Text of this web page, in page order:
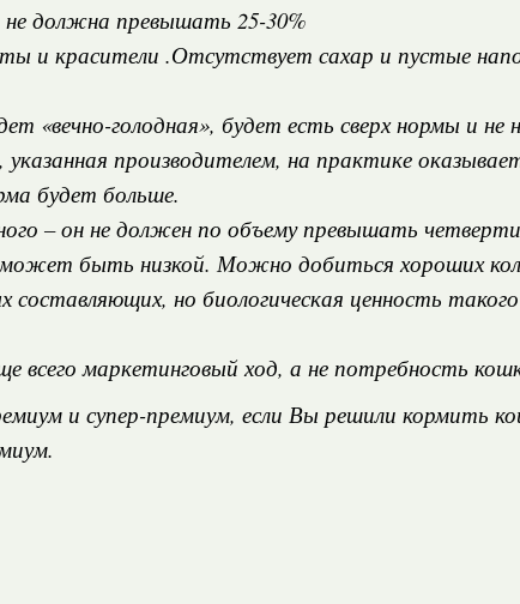
не должна превышать 25-30%
и красители .Отсутствует сахар и пустые
«вечно-голодная», будет есть сверх нормы и
указанная производителем, на практике
будет больше.
– он не должен по объему превышать четверти
быть низкой. Можно добиться хороших
составляющих, но биологическая ценность
всего маркетинговый ход, а не потребность
и супер-премиум, если Вы решили кормить